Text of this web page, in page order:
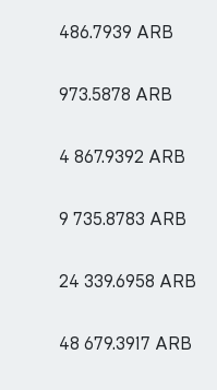
486.7939 ARB
973.5878 ARB
4 867.9392 ARB
9 735.8783 ARB
24 339.6958 ARB
48 679.3917 ARB